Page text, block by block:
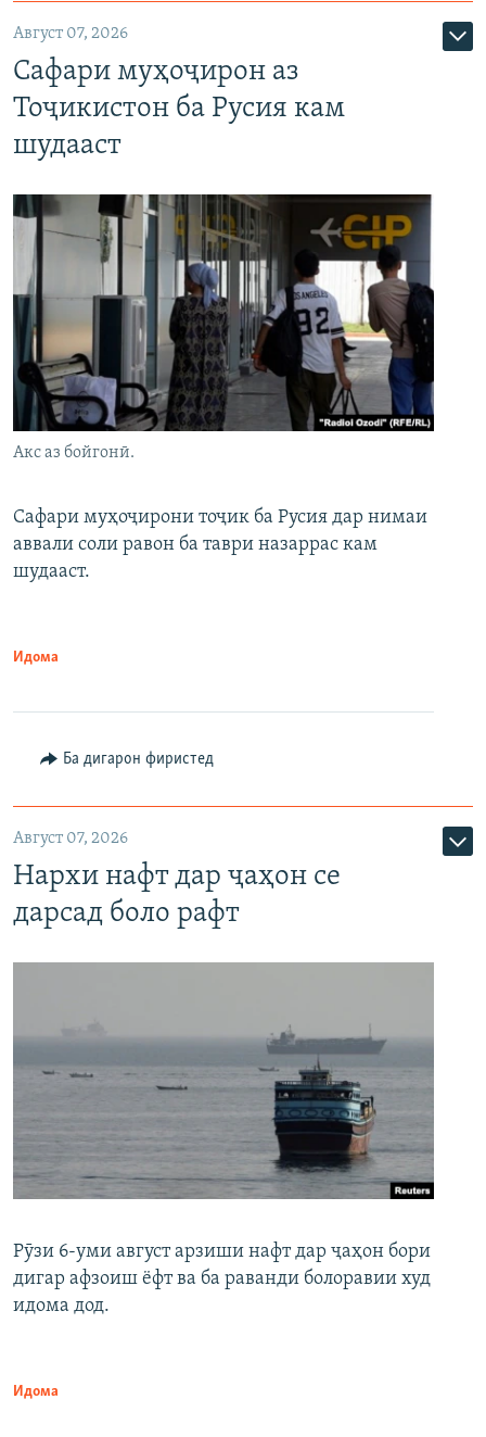
Август 07, 2026
Сафари муҳоҷирон аз
Тоҷикистон ба Русия кам
шудааст
Акс аз бойгонӣ.
Сафари муҳоҷирони тоҷик ба Русия дар нимаи
аввали соли равон ба таври назаррас кам
шудааст.
Идома
Ба дигарон фиристед
Август 07, 2026
Нархи нафт дар ҷаҳон се
дарсад боло рафт
Рӯзи 6-уми август арзиши нафт дар ҷаҳон бори
дигар афзоиш ёфт ва ба раванди болоравии худ
идома дод.
Идома